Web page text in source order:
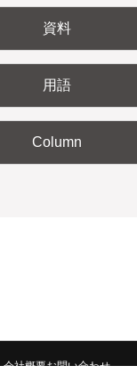
資料
用語
Column
会社概要お問い合わせ